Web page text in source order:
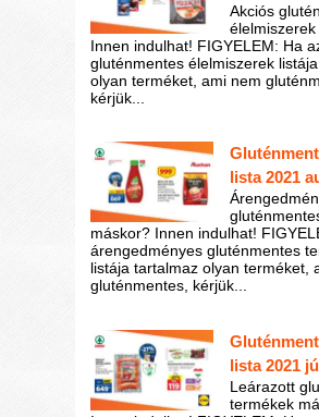
Akciós
Innen indulhat! FIGYELEM: Ha
gluténmentes élelmiszerek
olyan terméket, ami nem
kérjük...
lista 2021
máskor? Innen indulhat!
árengedményes gluténmentes
listája tartalmaz olyan terméket,
gluténmentes, kérjük...
lista 2021
Leárazott
termékek